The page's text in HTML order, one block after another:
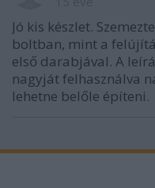
Jó kis készlet.
boltban, mint a
első darabjával. A
nagyját felhasználva
lehetne belőle építeni.